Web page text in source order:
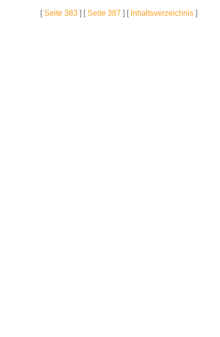
[ Seite 383 ] [ Seite 387 ] [ Inhaltsverzeichnis ]